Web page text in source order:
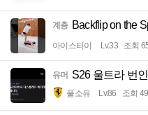
계층 Backflip on the
아이스티이 Lv.33 조회
유머 S26 울트라 번
풀소유 Lv.86 조회